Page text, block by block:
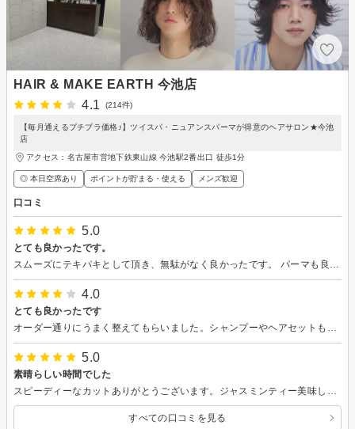
HAIR & MAKE EARTH 今池店
4.1
(214件)
【毎月通えるプチプラ価格♪】ツイスパ・ニュアンスパーマが得意のヘアサロン★今池
店
アクセス：名古屋市営地下鉄東山線 今池駅2番出口 徒歩1分
◎ 本日空席あり ポイントが貯まる・使える メンズ歓迎
口コミ
5.0
とても良かったです。
4.0
とても良かったです
5.0
素晴らしい時間でした
すべての口コミを見る